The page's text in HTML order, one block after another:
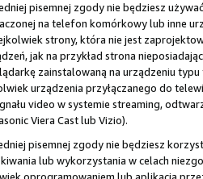
pisemnej zgody nie będziesz
na telefon komórkowy lub inne
strony, która nie jest
jak na przykład strona
zainstalowaną na urządzeniu
urządzenia przyłączanego do
video w systemie streaming,
Viera Cast lub Vizio).
pisemnej zgody nie będziesz
lub wykorzystania w celach
oprogramowaniem lub aplikacją